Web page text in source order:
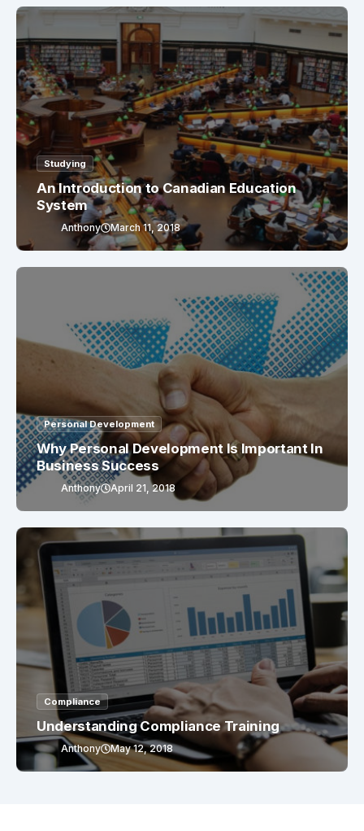
Studying
An Introduction to Canadian Education
System
Anthony March 11, 2018
Personal Development
Why Personal Development Is Important In
Business Success
Anthony April 21, 2018
Compliance
Understanding Compliance Training
Anthony May 12, 2018